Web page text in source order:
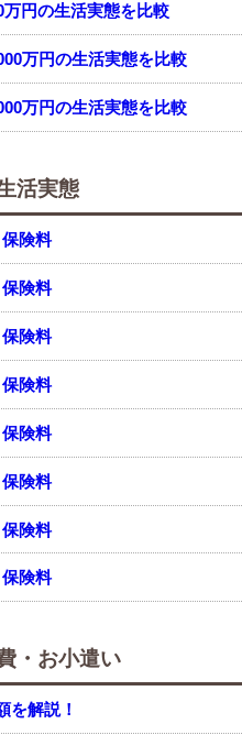
円の生活実態を比較
万円の生活実態を比較
万円の生活実態を比較
活実態
険料
険料
険料
険料
険料
険料
険料
険料
・お小遣い
を解説！